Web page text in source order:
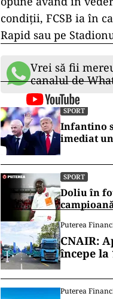
condiţii, FCSB ia în
Rapid sau pe
Vrei să fii
canalul de
SPORT
Infantino
imediat
SPORT
Doliu în
Puterea
CNAIR:
începe la
Puterea